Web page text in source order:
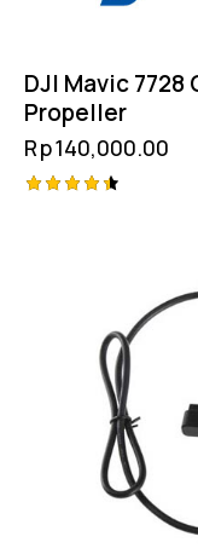
DJI Mavic
Propeller
Rp140,000.00